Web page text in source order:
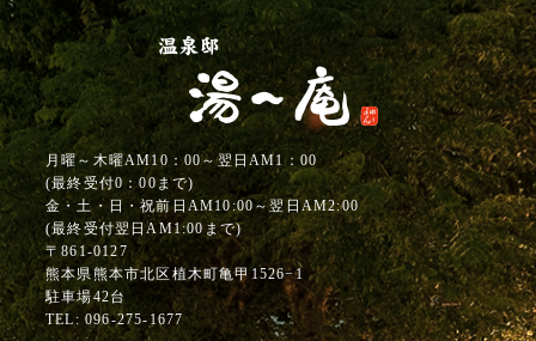
月曜～木曜AM10：00～翌日AM1：00
(最終受付0：00まで)
金・土・日・祝前日AM10:00～翌日AM2:00
(最終受付翌日AM1:00まで)
〒861-0127
熊本県熊本市北区植木町亀甲1526−1
駐車場42台
TEL: 096-275-1677